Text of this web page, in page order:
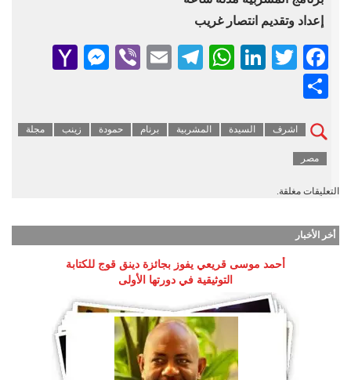
إعداد وتقديم انتصار غريب
Facebook
Twitter
LinkedIn
WhatsApp
Telegram
Email
Viber
اشرف السيدة المشربية برنام حمودة زينب مجلة
مصر
التعليقات مغلقة.
أخر الأخبار
أحمد موسى قريعي يفوز بجائزة دينق قوج للكتابة
التوثيقية في دورتها الأولى